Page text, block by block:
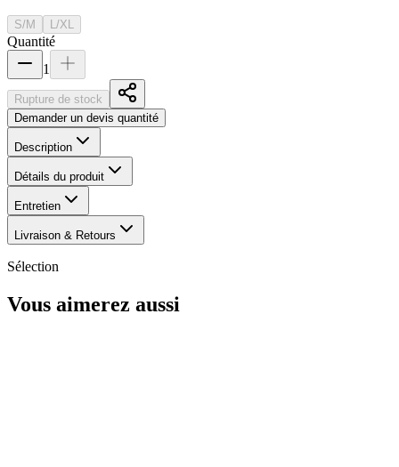
S/M L/XL
Quantité
1
Rupture de stock
Demander un devis quantité
Description
Détails du produit
Entretien
Livraison & Retours
Sélection
Vous aimerez aussi